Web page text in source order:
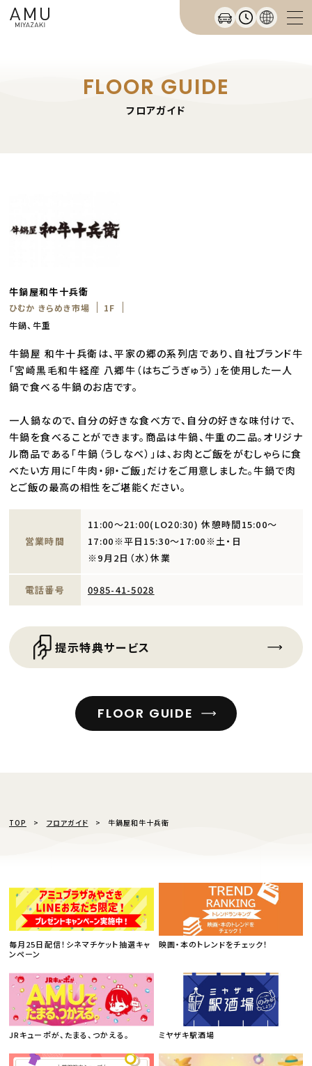
FLOOR GUIDE
フロアガイド
牛鍋屋和牛十兵衛
ひむか きらめき市場
1F
牛鍋、牛重
牛鍋屋 和牛十兵衛は、平家の郷の系列店であり、自社ブランド牛
「宮崎黒毛和牛経産 八郷牛（はちごうぎゅう）」を使用した一人
鍋で食べる牛鍋のお店です。
一人鍋なので、自分の好きな食べ方で、自分の好きな味付けで、
牛鍋を食べることができます。商品は牛鍋、牛重の二品。オリジナ
ル商品である「牛鍋（うしなべ）」は、お肉とご飯をがむしゃらに食
べたい方用に「牛肉・卵・ご飯」だけをご用意しました。牛鍋で肉
とご飯の最高の相性をご堪能ください。
営業時間
11:00～21:00(LO20:30) 休憩時間15:00～
17:00※平日15:30～17:00※土・日
※9月2日（水）休業
電話番号 0985-41-5028
提示特典サービス
FLOOR GUIDE
TOP フロアガイド 牛鍋屋和牛十兵衛
毎月25日配信！シネマチケット抽選キャ
ンペーン
映画・本のトレンドをチェック！
JRキューポが、たまる、つかえる。 ミヤザキ駅酒場